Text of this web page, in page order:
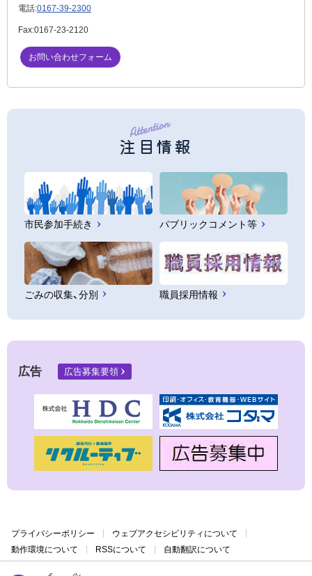
電話:0167-39-2300
Fax:0167-23-2120
お問い合わせフォーム
注目情報
市民参加手続き パブリックコメント等
ごみの収集、分別 職員採用情報
広告 広告募集要領
プライバシーポリシー
ウェブアクセシビリティについて
動作環境について
RSSについて 自動翻訳について